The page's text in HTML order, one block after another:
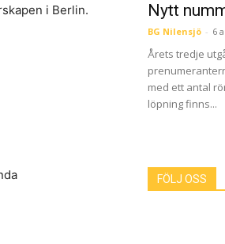
i Berlin. Nytt
BG Nilensjö - 6
Årets tredje
med ett antal
löpning finns...
FÖLJ OSS